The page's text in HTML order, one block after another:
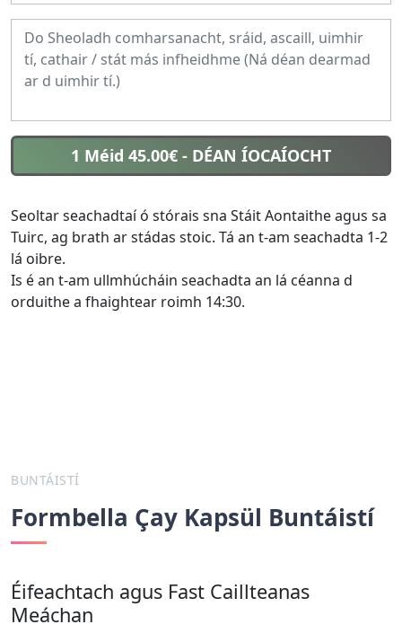
1 Méid 45.00€ - DÉAN ÍOCAÍOCHT
Seoltar seachadtaí ó stórais sna Stáit Aontaithe agus sa
Tuirc, ag brath ar stádas stoic. Tá an t-am seachadta 1-2
lá oibre.
Is é an t-am ullmhúcháin seachadta an lá céanna d
orduithe a fhaightear roimh 14:30.
BUNTÁISTÍ
Formbella Çay Kapsül Buntáistí
Éifeachtach agus Fast Caillteanas
Meáchan